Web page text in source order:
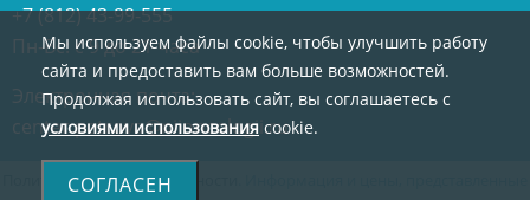
Мы используем файлы cookie, чтобы улучшить работу
сайта и предоставить вам больше возможностей.
Продолжая использовать сайт, вы соглашаетесь с
условиями использования cookie.
СОГЛАСЕН
+7 (812) 43-99-555
Пн-Вс: с 9 до 21 часа
Электронная почта:
center.petrova@niioncologii.ru
Политика конфиденциальности